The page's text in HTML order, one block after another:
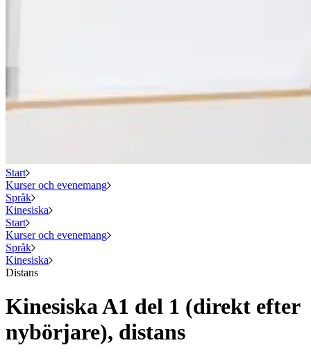
Start
Kurser och evenemang
Språk
Kinesiska
Start
Kurser och evenemang
Språk
Kinesiska
Distans
Kinesiska A1 del 1 (direkt efter
nybörjare), distans